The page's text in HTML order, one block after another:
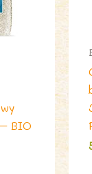
BIO